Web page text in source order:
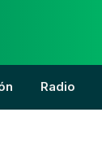
Radio